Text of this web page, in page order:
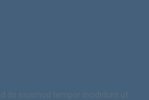
do eiusmod tempor incididunt ut